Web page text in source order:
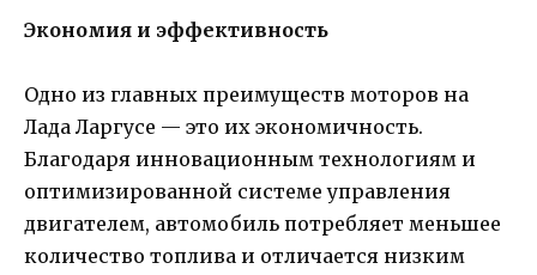
Экономия и эффективность
Одно из главных преимуществ моторов на
Лада Ларгусе — это их экономичность.
Благодаря инновационным технологиям и
оптимизированной системе управления
двигателем, автомобиль потребляет меньшее
количество топлива и отличается низким